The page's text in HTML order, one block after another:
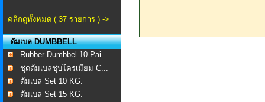
คลิกดูทั้งหมด ( 37 รายการ ) ->
ดัมเบล DUMBBELL
Rubber Dumbbel 10 Pai...
ชุดดัมเบลชุบโครเมียม C...
ดัมเบล Set 10 KG.
ดัมเบล Set 15 KG.